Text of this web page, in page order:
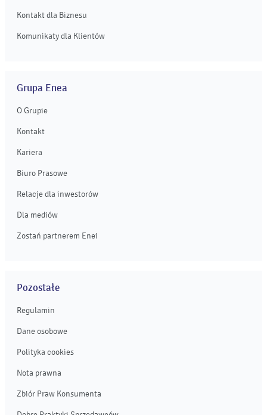
Kontakt dla Biznesu
Komunikaty dla Klientów
Grupa Enea
O Grupie
Kontakt
Kariera
Biuro Prasowe
Relacje dla inwestorów
Dla mediów
Zostań partnerem Enei
Pozostałe
Regulamin
Dane osobowe
Polityka cookies
Nota prawna
Zbiór Praw Konsumenta